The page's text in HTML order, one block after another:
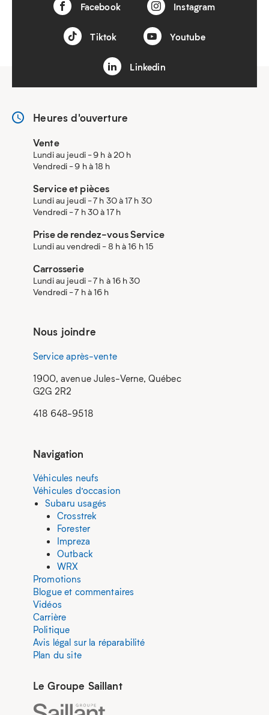
Facebook Instagram
Tiktok Youtube
Linkedin
Heures d'ouverture
Vente
Lundi au jeudi - 9 h à 20 h
Vendredi - 9 h à 18 h
Service et pièces
Lundi au jeudi - 7 h 30 à 17 h 30
Vendredi - 7 h 30 à 17 h
Prise de rendez-vous Service
Lundi au vendredi - 8 h à 16 h 15
Carrosserie
Lundi au jeudi - 7 h à 16 h 30
Vendredi - 7 h à 16 h
Nous joindre
Service après-vente
1900, avenue Jules-Verne, Québec
G2G 2R2
418 648-9518
Navigation
Véhicules neufs
Véhicules d’occasion
Subaru usagés
Crosstrek
Forester
Impreza
Outback
WRX
Promotions
Blogue et commentaires
Vidéos
Carrière
Politique
Avis légal sur la réparabilité
Plan du site
Le Groupe Saillant